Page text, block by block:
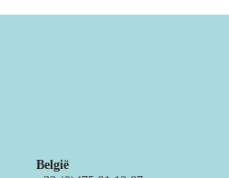
België